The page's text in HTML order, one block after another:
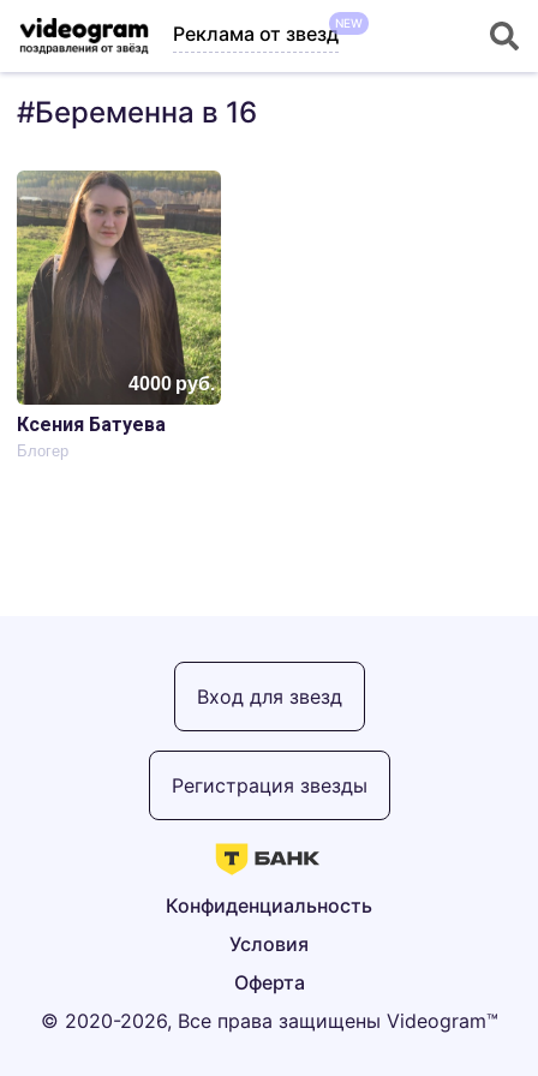
Реклама от звездNEW
#Беременна в 16
4000руб.
Ксения Батуева
Блогер
© 2020-2026, Все права защищены Videogram™
Оферта
Условия
Конфиденциальность
Регистрация звезды
Вход для звезд